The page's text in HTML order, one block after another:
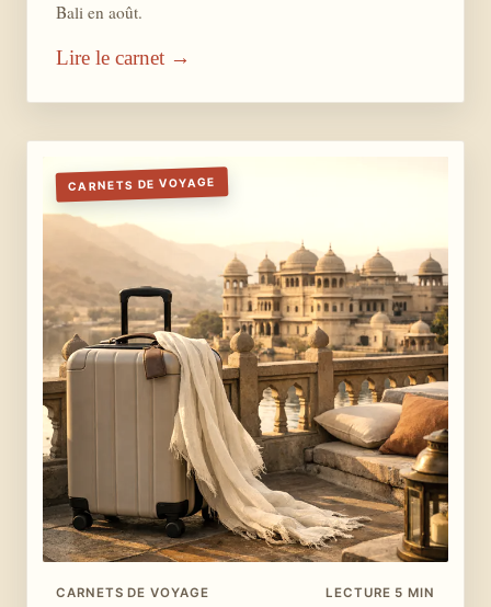
Bali en août.
Lire le carnet →
CARNETS DE VOYAGE
CARNETS DE VOYAGE LECTURE 5 MIN